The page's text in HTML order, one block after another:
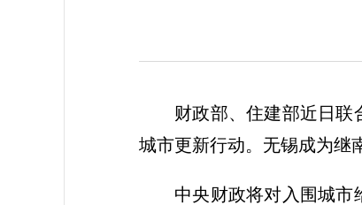
财政部、住建部近日联
城市更新行动。无锡成为继
中央财政将对入围城市